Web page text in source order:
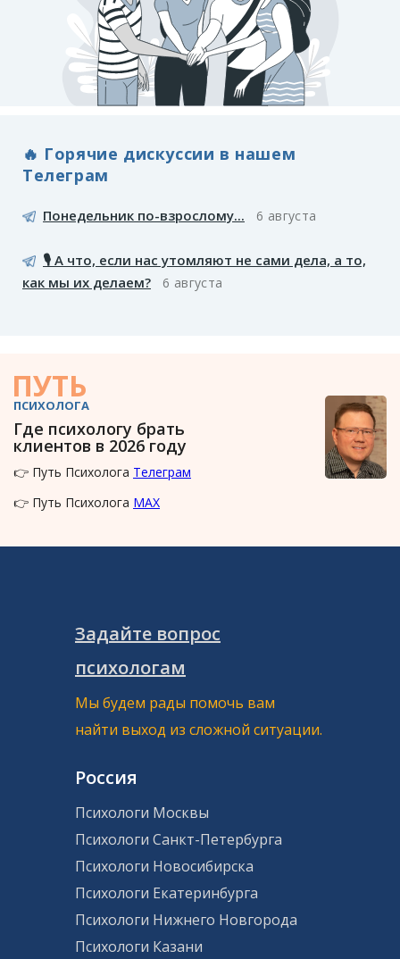
🔥 Горячие дискуссии в нашем
Телеграм
Понедельник по-взрослому... 6 августа
🎙️ А что, если нас утомляют не сами дела, а то,
как мы их делаем?
6 августа
ПУТЬ
ПСИХОЛОГА
Где психологу брать
клиентов в 2026 году
👉 Путь Психолога Телеграм
👉 Путь Психолога MAX
Задайте вопрос
психологам
Мы будем рады помочь вам
найти выход из сложной ситуации.
Россия
Психологи Москвы
Психологи Санкт-Петербурга
Психологи Новосибирска
Психологи Екатеринбурга
Психологи Нижнего Новгорода
Психологи Казани